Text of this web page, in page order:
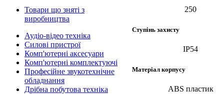
Товари що зняті з
виробництва
Аудіо-відео техніка
Силові пристрої
Комп'ютерні аксесуари
Комп'ютерні комплектуючі
Професійне звукотехнічне
обладнання
Дрібна побутова техніка
250
Ступінь захисту
IP54
Матеріал корпусу
ABS пластик